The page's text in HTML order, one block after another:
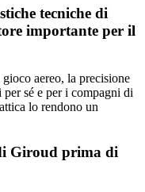
tecniche di
importante per il
aereo, la precisione
sé e per i compagni di
lo rendono un
Giroud prima di